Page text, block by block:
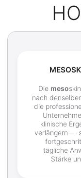
Die meso
nach
die
klinische
verlängern —
tägliche
Stärke